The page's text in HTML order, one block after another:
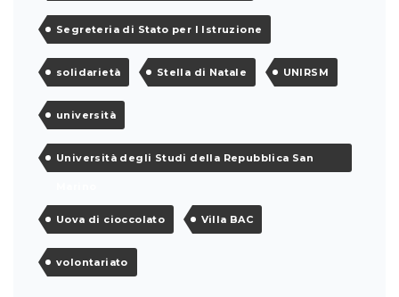
Segreteria di Stato per l Istruzione
solidarietà Stella di Natale UNIRSM
università
Università degli Studi della Repubblica San
Uova di cioccolato Villa BAC
volontariato